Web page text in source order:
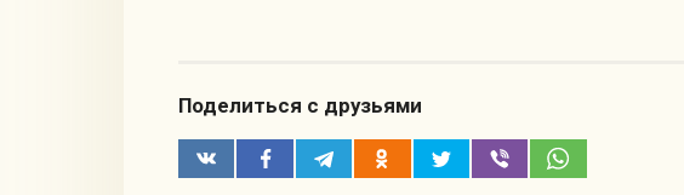
Поделиться с друзьями